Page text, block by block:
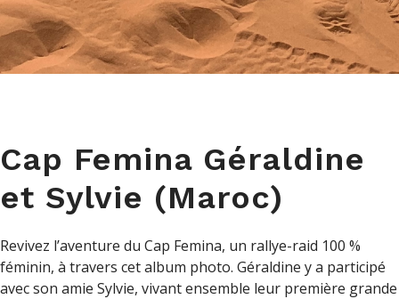
Cap Femina Géraldine
et Sylvie (Maroc)
Revivez l’aventure du Cap Femina, un rallye-raid 100 %
féminin, à travers cet album photo. Géraldine y a participé
avec son amie Sylvie, vivant ensemble leur première grande